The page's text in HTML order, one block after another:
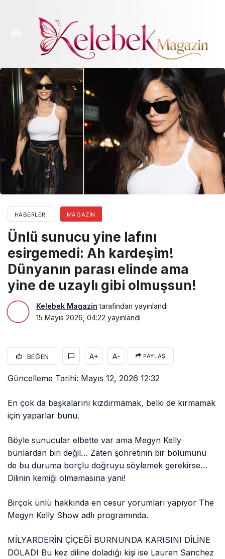
HABERLER MAGAZIN
Ünlü sunucu yine lafını
esirgemedi: Ah kardeşim!
Dünyanın parası elinde ama
yine de uzaylı gibi olmuşsun!
Kelebek Magazin tarafından yayınlandı
15 Mayıs 2026, 04:22 yayınlandı
BEĞEN A+ A- PAYLAŞ
Güncelleme Tarihi: Mayıs 12, 2026 12:32
En çok da başkalarını kızdırmamak, belki de kırmamak
için yaparlar bunu.
Böyle sunucular elbette var ama Megyn Kelly
bunlardan biri değil… Zaten şöhretinin bir bölümünü
de bu duruma borçlu doğruyu söylemek gerekirse…
Dilinin kemiği olmamasına yani!
Birçok ünlü hakkında en cesur yorumları yapıyor The
Megyn Kelly Show adlı programında.
MİLYARDERİN ÇİÇEĞİ BURNUNDA KARISINI DİLİNE
DOLADI Bu kez diline doladığı kişi ise Lauren Sanchez
Dünyanın parası elinde ama yine de uzaylı gibi
olmuşsun!